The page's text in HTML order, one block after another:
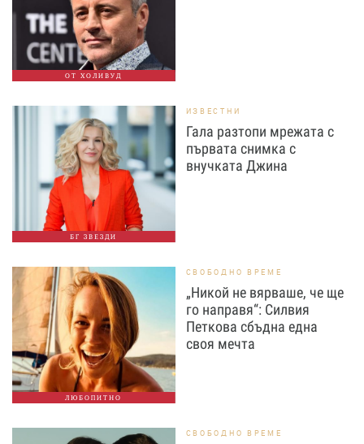
ОТ ХОЛИВУД
БГ ЗВЕЗДИ
ИЗВЕСТНИ
Гала разтопи мрежата с
първата снимка с
внучката Джина
ЛЮБОПИТНО
СВОБОДНО ВРЕМЕ
„Никой не вярваше, че ще
го направя“: Силвия
Петкова сбъдна една
своя мечта
СВОБОДНО ВРЕМЕ